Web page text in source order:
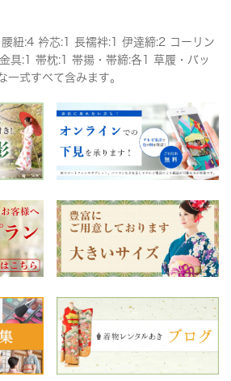
紐:4 衿芯:1 長襦袢:1 伊達締:2 コーリン
具:1 帯枕:1 帯揚・帯締:各1 草履・バッ
式すべて含みます。